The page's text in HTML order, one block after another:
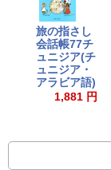
旅の指さし
会話帳77チ
ュニジア(チ
ュニジア・
アラビア語)
1,881 円